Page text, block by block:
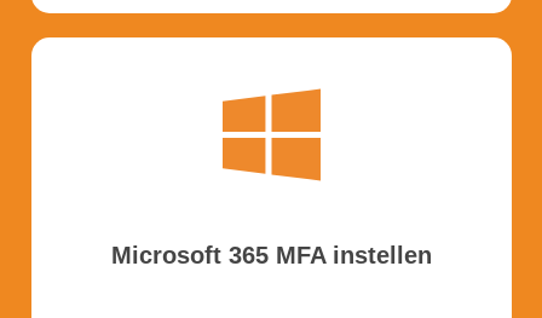
Microsoft 365 MFA instellen